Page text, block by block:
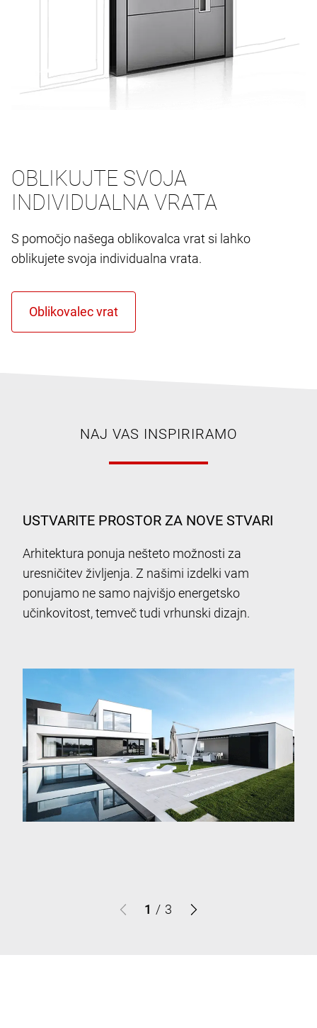
OBLIKUJTE SVOJA
INDIVIDUALNA VRATA
S pomočjo našega oblikovalca vrat si lahko
oblikujete svoja individualna vrata.
NAJ VAS INSPIRIRAMO
USTVARITE PROSTOR ZA NOVE STVARI
Arhitektura ponuja nešteto možnosti za
uresničitev življenja. Z našimi izdelki vam
ponujamo ne samo najvišjo energetsko
učinkovitost, temveč tudi vrhunski dizajn.
1 / 3